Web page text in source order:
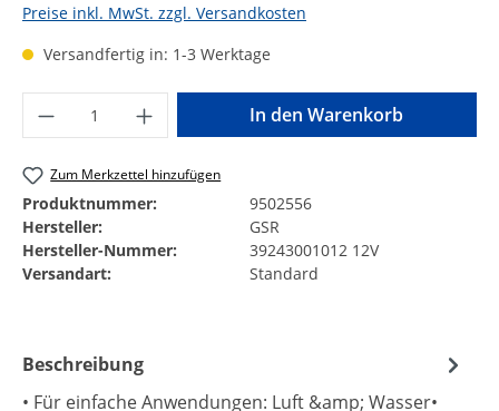
Preise inkl. MwSt. zzgl. Versandkosten
Versandfertig in: 1-3 Werktage
Produkt Anzahl: Gib den gewünschten
In den Warenkorb
Zum Merkzettel hinzufügen
Produktnummer:
9502556
Hersteller:
GSR
Hersteller-Nummer:
39243001012 12V
Versandart:
Standard
Beschreibung
• Für einfache Anwendungen: Luft &amp; Wasser•